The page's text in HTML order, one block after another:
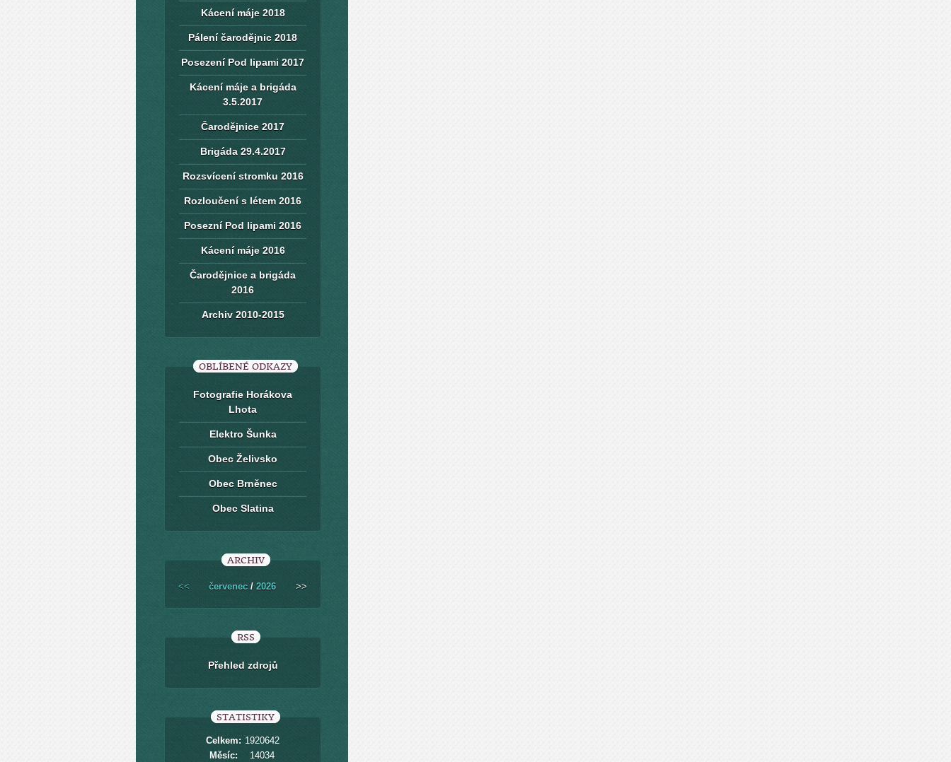
Kácení máje 2018
Pálení čarodějnic 2018
Posezení Pod lipami 2017
Kácení máje a brigáda
3.5.2017
Čarodějnice 2017
Brigáda 29.4.2017
Rozsvícení stromku 2016
Rozloučení s létem 2016
Posezní Pod lipami 2016
Kácení máje 2016
Čarodějnice a brigáda
2016
Archiv 2010-2015
OBLÍBENÉ ODKAZY
Fotografie Horákova
Lhota
Elektro Šunka
Obec Želivsko
Obec Brněnec
Obec Slatina
ARCHIV
<< červenec / 2026 >>
RSS
Přehled zdrojů
STATISTIKY
Celkem: 1920642
Měsíc:
14034